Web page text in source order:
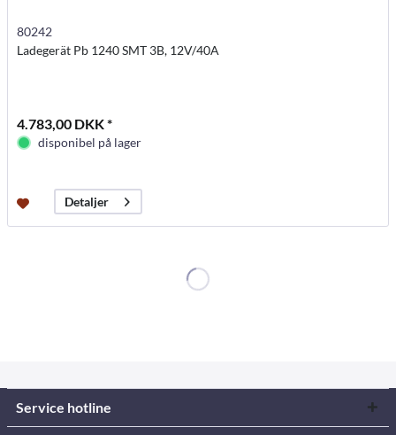
80242
Ladegerät Pb 1240 SMT 3B, 12V/40A
4.783,00 DKK *
disponibel på lager
Detaljer
Service hotline